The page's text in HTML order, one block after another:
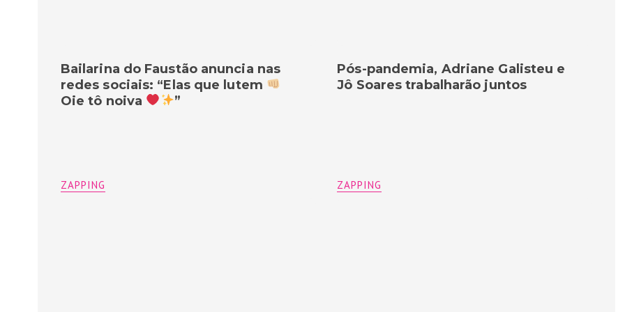
Pós-pandemia, Adriane Galisteu e
Jô Soares trabalharão juntos
Bailarina do Faustão anuncia nas
redes sociais: “Elas que lutem
Oie tô noiva
”
ZAPPING
ZAPPING